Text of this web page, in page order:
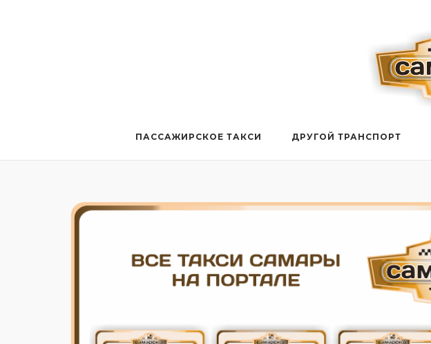
ПАССАЖИРСКОЕ ТАКСИ ДРУГОЙ ТРАНСПОРТ